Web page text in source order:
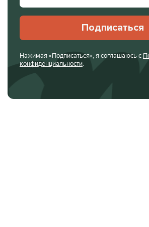
Подписаться
Нажимая «Подписаться», я соглашаюсь с
конфиденциальности.